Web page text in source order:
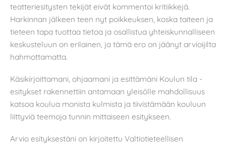
teatteriesitysten tekijät eivät kommentoi kritiikkejä.
Harkinnan jälkeen teen nyt poikkeuksen, koska taiteen ja
tieteen tapa tuottaa tietoa ja osallistua yhteiskunnalliseen
keskusteluun on erilainen, ja tämä ero on jäänyt arvioijilta
hahmottamatta.
Käsikirjoittamani, ohjaamani ja esittämäni Koulun tila -
esitykset rakennettiin antamaan yleisölle mahdollisuus
katsoa koulua monista kulmista ja tiivistämään kouluun
liittyviä teemoja tunnin mittaiseen esitykseen.
Arvio esityksestäni on kirjoitettu Valtiotieteellisen